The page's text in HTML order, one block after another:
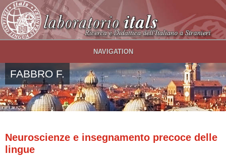
Salta al contenuto principale
NAVIGATION
FABBRO F.
Neuroscienze e insegnamento precoce delle
lingue